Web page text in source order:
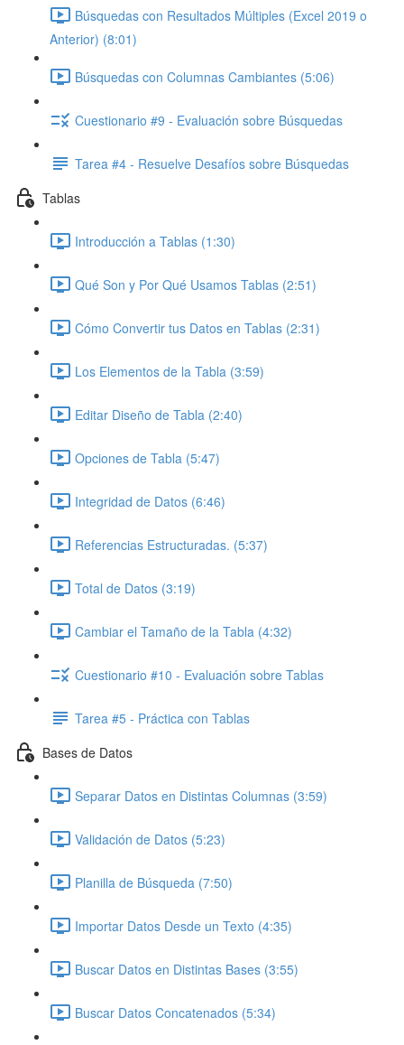
Búsquedas con Resultados Múltiples (Excel 2019 o
Anterior) (8:01)
Búsquedas con Columnas Cambiantes (5:06)
Cuestionario #9 - Evaluación sobre Búsquedas
Tarea #4 - Resuelve Desafíos sobre Búsquedas
Tablas
Introducción a Tablas (1:30)
Qué Son y Por Qué Usamos Tablas (2:51)
Cómo Convertir tus Datos en Tablas (2:31)
Los Elementos de la Tabla (3:59)
Editar Diseño de Tabla (2:40)
Opciones de Tabla (5:47)
Integridad de Datos (6:46)
Referencias Estructuradas. (5:37)
Total de Datos (3:19)
Cambiar el Tamaño de la Tabla (4:32)
Cuestionario #10 - Evaluación sobre Tablas
Tarea #5 - Práctica con Tablas
Bases de Datos
Separar Datos en Distintas Columnas (3:59)
Validación de Datos (5:23)
Planilla de Búsqueda (7:50)
Importar Datos Desde un Texto (4:35)
Buscar Datos en Distintas Bases (3:55)
Buscar Datos Concatenados (5:34)